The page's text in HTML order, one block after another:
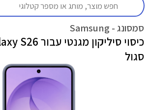
סמסונג - Samsung
סגול